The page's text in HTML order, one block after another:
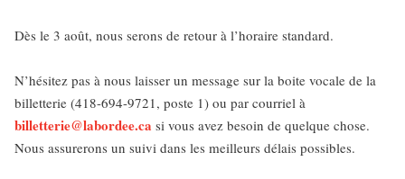
Dès le 3 août, nous serons de retour à l’horaire standard.
N’hésitez pas à nous laisser un message sur la boite vocale de la
billetterie (418-694-9721, poste 1) ou par courriel à
billetterie@labordee.ca si vous avez besoin de quelque chose.
Nous assurerons un suivi dans les meilleurs délais possibles.